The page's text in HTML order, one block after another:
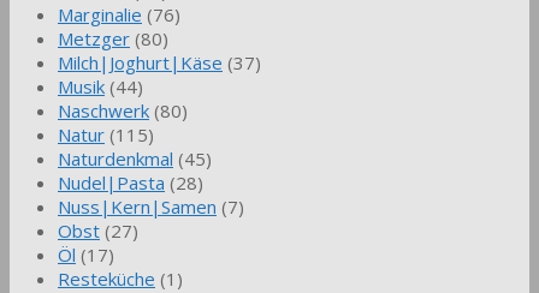
Marginalie (76)
Metzger (80)
Milch|Joghurt|Käse (37)
Musik (44)
Naschwerk (80)
Natur (115)
Naturdenkmal (45)
Nudel|Pasta (28)
Nuss|Kern|Samen (7)
Obst (27)
Öl (17)
Resteküche (1)